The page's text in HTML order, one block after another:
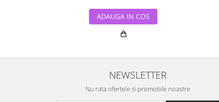
ADAUGA IN COS
NEWSLETTER
Nu rata ofertele si promotiile noastre